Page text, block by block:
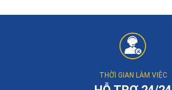
THỜI GIAN LÀM VIỆC